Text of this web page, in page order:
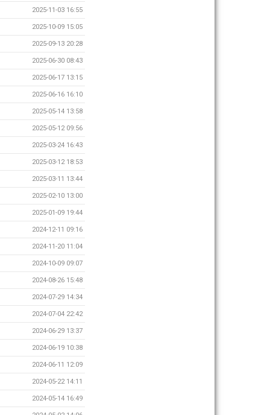
2025-11-03 16:55
2025-10-09 15:05
2025-09-13 20:28
2025-06-30 08:43
2025-06-17 13:15
2025-06-16 16:10
2025-05-14 13:58
2025-05-12 09:56
2025-03-24 16:43
2025-03-12 18:53
2025-03-11 13:44
2025-02-10 13:00
2025-01-09 19:44
2024-12-11 09:16
2024-11-20 11:04
2024-10-09 09:07
2024-08-26 15:48
2024-07-29 14:34
2024-07-04 22:42
2024-06-29 13:37
2024-06-19 10:38
2024-06-11 12:09
2024-05-22 14:11
2024-05-14 16:49